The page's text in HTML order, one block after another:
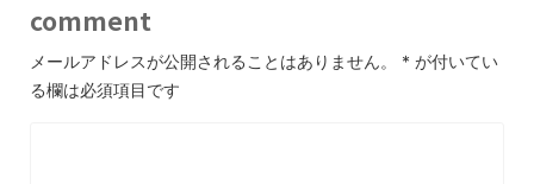
comment
メールアドレスが公開されることはありません。 * が付いてい
る欄は必須項目です